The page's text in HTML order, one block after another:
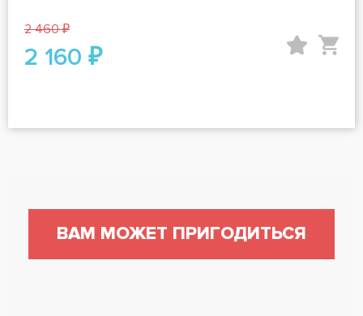
2 460 ₽
2 160 ₽
ВАМ МОЖЕТ ПРИГОДИТЬСЯ